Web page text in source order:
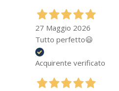
27 Maggio 2026
Tutto perfetto😃
Acquirente verificato